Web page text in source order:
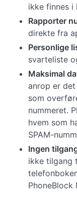
ikke finnes i
Rapporter
direkte fra
Personlige
svarteliste
Maksimal
anrop er det
som
nummeret.
hvem som
SPAM-
Ingen
ikke tilgang
PhoneBlock